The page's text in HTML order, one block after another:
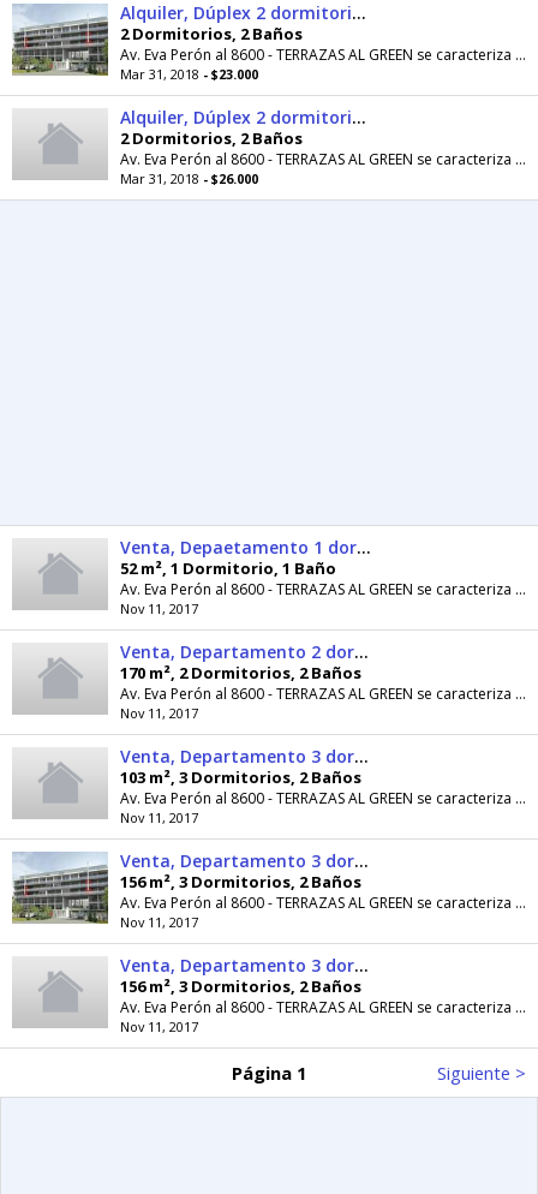
Alquiler, Dúplex 2 dormitorio con patio y 2 cocheras, Fisherton
2 Dormitorios, 2 Baños
Av. Eva Perón al 8600 - TERRAZAS AL GREEN se caracteriza por su excelente ubicación, lindero al Jockey Club, con vistas al green; sobre ex calle...
Mar 31, 2018 - $23.000
Alquiler, Dúplex 2 dormitorio, patio, cochera y baulera, Fisherton
2 Dormitorios, 2 Baños
Av. Eva Perón al 8600 - TERRAZAS AL GREEN se caracteriza por su excelente ubicación, lindero al Jockey Club, con vistas al green; sobre ex calle...
Mar 31, 2018 - $26.000
Venta, Depaetamento 1 dormitorio con parrillero, Fisherton
52 m², 1 Dormitorio, 1 Baño
Av. Eva Perón al 8600 - TERRAZAS AL GREEN se caracteriza por su excelente ubicación, lindero al Jockey Club, con vistas al green; sobre ex calle...
Nov 11, 2017
Venta, Departamento 2 dormitorios con quincho y 2 cocheras, Fisherton
170 m², 2 Dormitorios, 2 Baños
Av. Eva Perón al 8600 - TERRAZAS AL GREEN se caracteriza por su excelente ubicación, lindero al Jockey Club, con vistas al green; sobre ex calle...
Nov 11, 2017
Venta, Departamento 3 dormitorios, 2 cocheras y parrillero, Fisherton
103 m², 3 Dormitorios, 2 Baños
Av. Eva Perón al 8600 - TERRAZAS AL GREEN se caracteriza por su excelente ubicación, lindero al Jockey Club, con vistas al green; sobre ex calle...
Nov 11, 2017
Venta, Departamento 3 dormitorios con quincho y 2 cocheras, Fisherton
156 m², 3 Dormitorios, 2 Baños
Av. Eva Perón al 8600 - TERRAZAS AL GREEN se caracteriza por su excelente ubicación, lindero al Jockey Club, con vistas al green; sobre ex calle...
Nov 11, 2017
Venta, Departamento 3 dormitorios con quincho y cochera, Fisherton
156 m², 3 Dormitorios, 2 Baños
Av. Eva Perón al 8600 - TERRAZAS AL GREEN se caracteriza por su excelente ubicación, lindero al Jockey Club, con vistas al green; sobre ex calle...
Nov 11, 2017
Página 1 Siguiente >